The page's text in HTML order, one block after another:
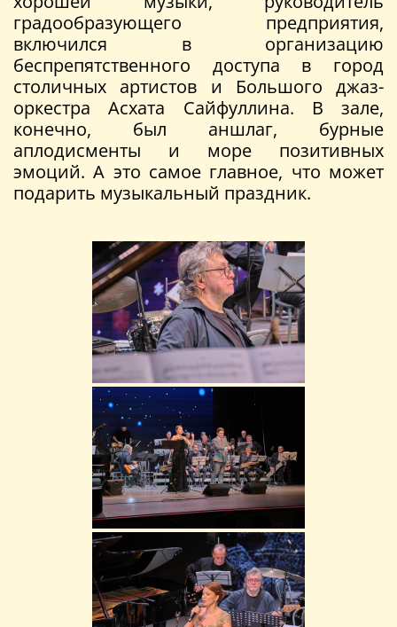
градообразующего предприятия,
включился в организацию
беспрепятственного доступа в город
столичных артистов и Большого джаз-
оркестра Асхата Сайфуллина. В зале,
конечно, был аншлаг, бурные
аплодисменты и море позитивных
эмоций. А это самое главное, что может
подарить музыкальный праздник.